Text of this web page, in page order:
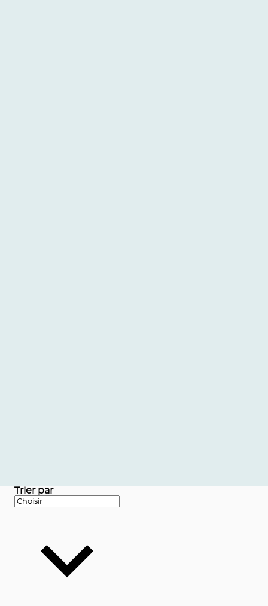
Trier par